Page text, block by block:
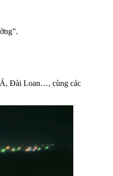
Á, Đài Loan…, cùng các